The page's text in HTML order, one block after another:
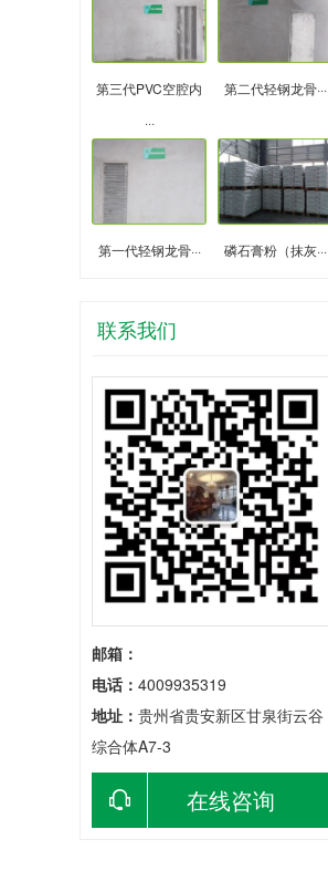
第三代PVC空腔内
···
第二代轻钢龙骨···
第一代轻钢龙骨··· 磷石膏粉（抹灰···
联系我们
邮箱：
电话： 4009935319
地址： 贵州省贵安新区甘泉街云谷
综合体A7-3
在线咨询